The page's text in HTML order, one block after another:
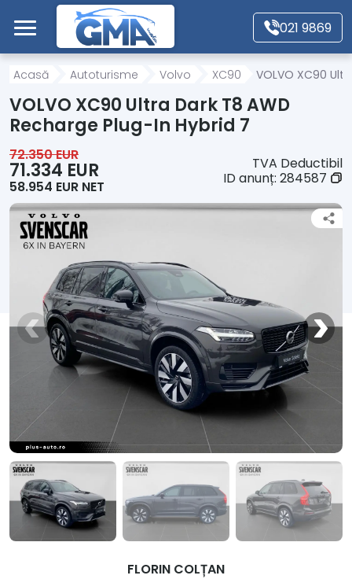
Mergi direct la conținutul principal
021 9869
Acasă
Autoturisme
Motociclete
Autoutilitare
Alte tipuri vehicule
Despre Noi
Contact
Acasă Autoturisme Volvo XC90 VOLVO XC90
VOLVO XC90 Ultra Dark T8 AWD
Recharge Plug-In Hybrid 7
72.350 EUR
71.334 EUR
58.954 EUR NET
TVA Deductibil
ID anunț: 284587
FLORIN COLȚAN